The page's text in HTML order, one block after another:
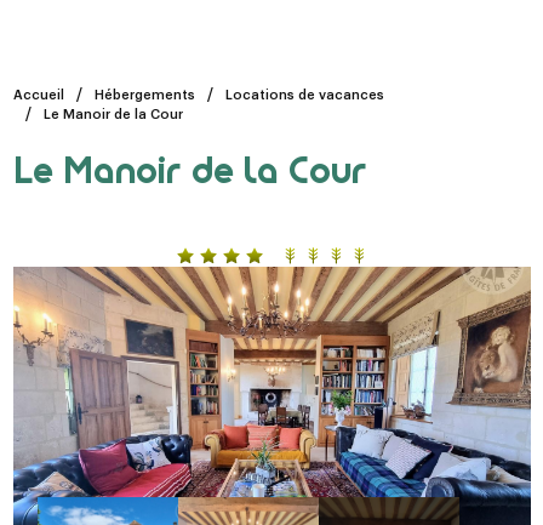
Accueil Hébergements
Locations de vacances
Le Manoir de la Cour
Le Manoir de la Cour